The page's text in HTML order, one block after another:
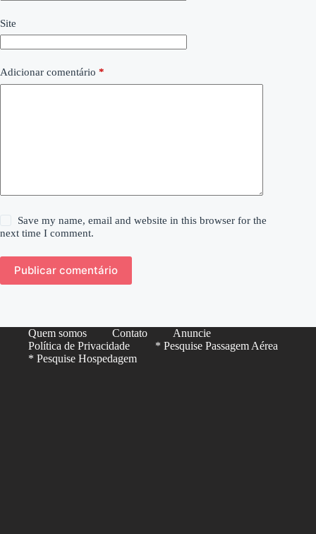
Site
Adicionar comentário *
Save my name, email and website in this browser for the
next time I comment.
Publicar comentário
Quem somos Contato
Anuncie
Política de Privacidade
* Pesquise Passagem Aérea
* Pesquise Hospedagem